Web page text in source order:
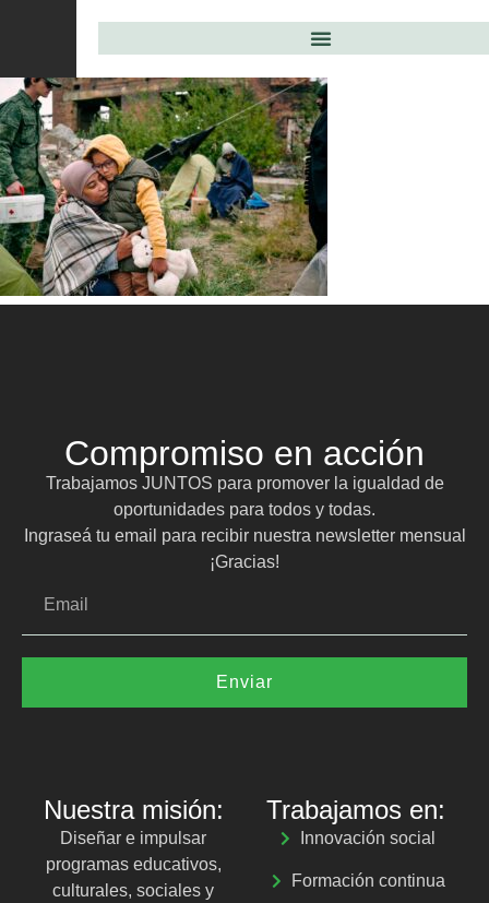
Compromiso en acción
Trabajamos JUNTOS para promover la igualdad de
oportunidades para todos y todas.
Ingraseá tu email para recibir nuestra newsletter mensual
¡Gracias!
Enviar
Nuestra misión:
Diseñar e impulsar
programas educativos,
culturales, sociales y
Trabajamos en:
Innovación social
Formación continua